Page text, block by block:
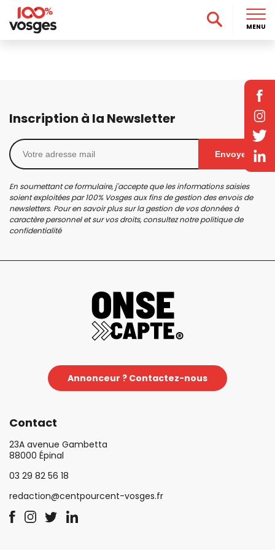
Inscription à la Newsletter
Envoyer
En soumettant ce formulaire, j'accepte que les informations saisies
soient exploitées par 100% Vosges aux fins de gestion des envois de
newsletters. Pour en savoir plus sur la gestion de vos données à
caractère personnel et sur vos droits, consultez notrepolitique de
confidentialité
Annonceur ? Contactez-nous
Contact
23A avenue Gambetta
88000 Épinal
03 29 82 56 18
redaction@centpourcent-vosges.fr
MENU